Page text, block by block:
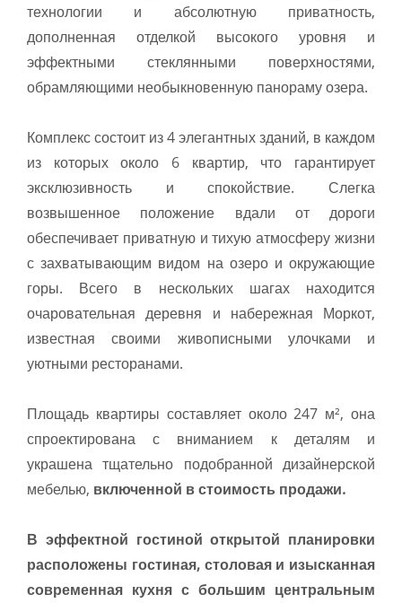
технологии и абсолютную приватность,
дополненная отделкой высокого уровня и
эффектными стеклянными поверхностями,
обрамляющими необыкновенную панораму озера.
Комплекс состоит из 4 элегантных зданий, в каждом
из которых около 6 квартир, что гарантирует
эксклюзивность и спокойствие. Слегка
возвышенное положение вдали от дороги
обеспечивает приватную и тихую атмосферу жизни
с захватывающим видом на озеро и окружающие
горы. Всего в нескольких шагах находится
очаровательная деревня и набережная Моркот,
известная своими живописными улочками и
уютными ресторанами.
Площадь квартиры составляет около 247 м², она
спроектирована с вниманием к деталям и
украшена тщательно подобранной дизайнерской
мебелью, включенной в стоимость продажи.
В эффектной гостиной открытой планировки
расположены гостиная, столовая и изысканная
современная кухня с большим центральным